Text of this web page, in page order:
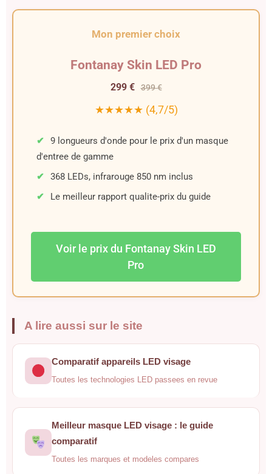
Mon premier choix
Fontanay Skin LED Pro
299 € 399 €
★★★★★ (4,7/5)
9 longueurs d'onde pour le prix d'un masque
d'entree de gamme
368 LEDs, infrarouge 850 nm inclus
Le meilleur rapport qualite-prix du guide
Voir le prix du Fontanay Skin LED
Pro
A lire aussi sur le site
Comparatif appareils LED visage
Toutes les technologies LED passees en revue
Meilleur masque LED visage : le guide
comparatif
Toutes les marques et modeles compares